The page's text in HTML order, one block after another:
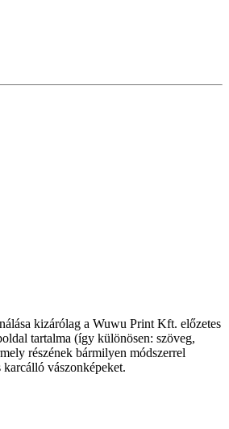
kizárólag a Wuwu Print Kft. előzetes
tartalma (így különösen: szöveg,
részének bármilyen módszerrel
vászonképeket.